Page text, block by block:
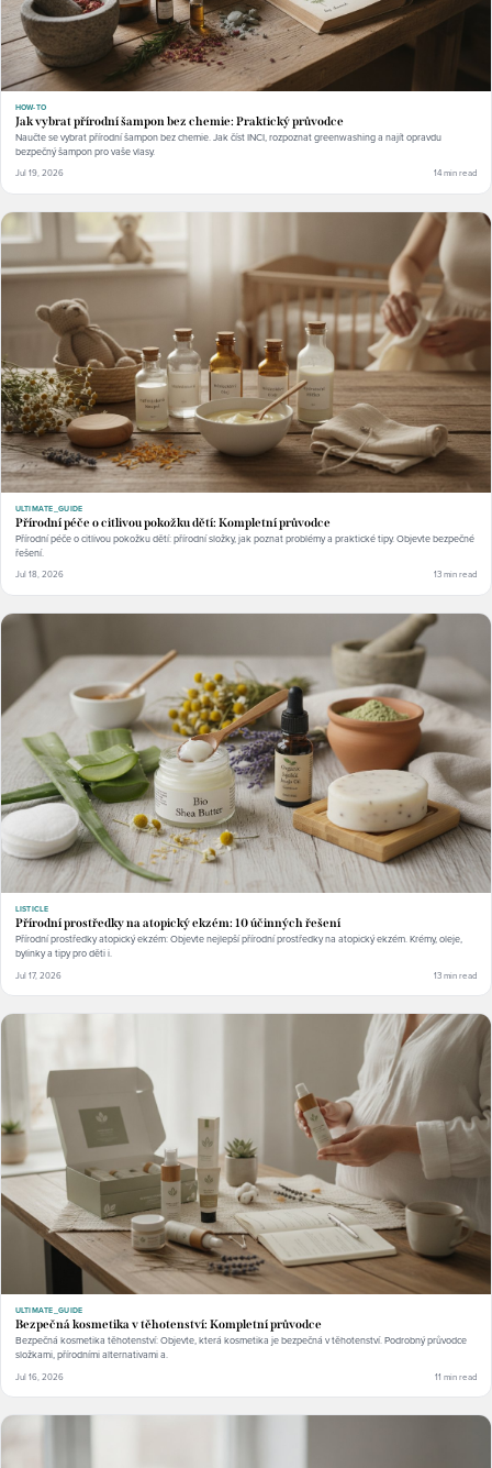
HOW-TO
Jak vybrat přírodní šampon bez chemie: Praktický průvodce
Naučte se vybrat přírodní šampon bez chemie. Jak číst INCI, rozpoznat greenwashing a najít opravdu
bezpečný šampon pro vaše vlasy.
Jul 19, 2026 14 min read
ULTIMATE_GUIDE
Přírodní péče o citlivou pokožku dětí: Kompletní průvodce
Přírodní péče o citlivou pokožku dětí: přírodní složky, jak poznat problémy a praktické tipy. Objevte bezpečné
řešení.
Jul 18, 2026 13 min read
LISTICLE
Přírodní prostředky na atopický ekzém: 10 účinných řešení
Přírodní prostředky atopický ekzém: Objevte nejlepší přírodní prostředky na atopický ekzém. Krémy, oleje,
bylinky a tipy pro děti i.
Jul 17, 2026 13 min read
ULTIMATE_GUIDE
Bezpečná kosmetika v těhotenství: Kompletní průvodce
Bezpečná kosmetika těhotenství: Objevte, která kosmetika je bezpečná v těhotenství. Podrobný průvodce
složkami, přírodními alternativami a.
Jul 16, 2026 11 min read